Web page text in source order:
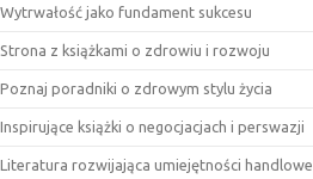
Wytrwałość jako fundament sukcesu
Strona z książkami o zdrowiu i rozwoju
Poznaj poradniki o zdrowym stylu życia
Inspirujące książki o negocjacjach i perswazji
Literatura rozwijająca umiejętności handlowe